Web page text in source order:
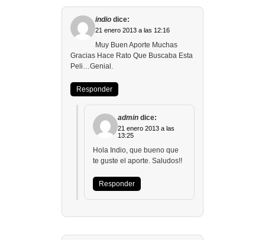
indio dice:
21 enero 2013 a las 12:16
Muy Buen Aporte Muchas
Gracias Hace Rato Que Buscaba Esta
Peli…Genial.
Responder
admin dice:
21 enero 2013 a las
13:25
Hola Indio, que bueno que
te guste el aporte. Saludos!!
Responder